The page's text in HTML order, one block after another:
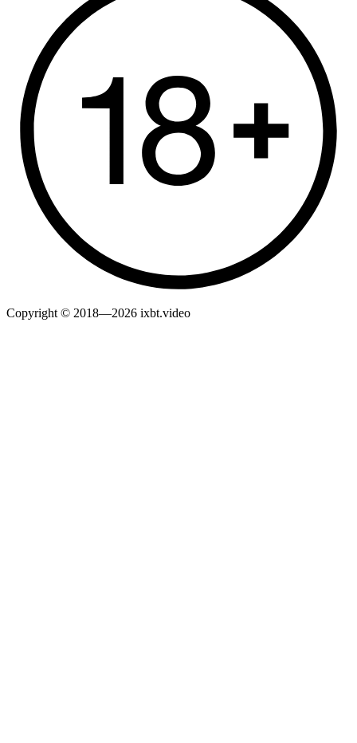
Copyright © 2018—2026 ixbt.video